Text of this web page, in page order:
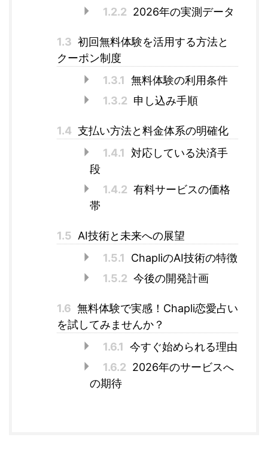
1.2.2 2026年の実測データ
1.3 初回無料体験を活用する方法と
クーポン制度
1.3.1 無料体験の利用条件
1.3.2 申し込み手順
1.4 支払い方法と料金体系の明確化
1.4.1
対応している決済手
段
1.4.2 有料サービスの価格
帯
1.5 AI技術と未来への展望
1.5.1
ChapliのAI技術の特徴
1.5.2 今後の開発計画
1.6 無料体験で実感！Chapli恋愛占い
を試してみませんか？
1.6.1 今すぐ始められる理由
1.6.2 2026年のサービスへ
の期待